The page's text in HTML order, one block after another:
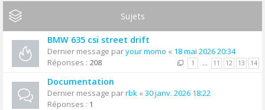
Sujets
BMW 635 csi street drift
Dernier message paryour momo « 18 mai 2026 20:34
Réponses : 208 1 … 11 12 13 14
Documentation
Dernier message parrbk « 30 janv. 2026 18:22
Réponses : 1